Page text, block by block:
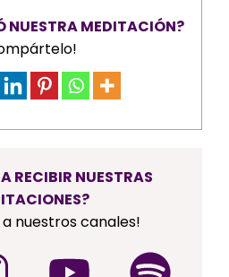
NUESTRA MEDITACIÓN?
RECIBIR NUESTRAS
nuestros canales!